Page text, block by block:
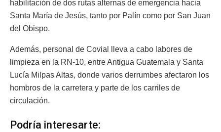
habilitación de dos rutas alternas de emergencia hacia
Santa María de Jesús, tanto por Palín como por San Juan
del Obispo.
Además, personal de Covial lleva a cabo labores de
limpieza en la RN-10, entre Antigua Guatemala y Santa
Lucía Milpas Altas, donde varios derrumbes afectaron los
hombros de la carretera y parte de los carriles de
circulación.
Podría interesarte: